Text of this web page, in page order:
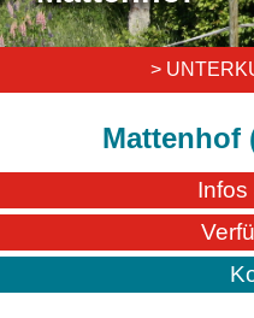
>
Mattenhof
Infos